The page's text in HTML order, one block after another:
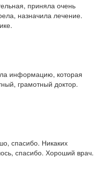
приняла очень
назначила лечение.
информацию, которая
грамотный доктор.
спасибо. Никаких
спасибо. Хороший врач.